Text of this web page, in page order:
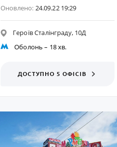
Оновлено: 24.09.22 19:29
Героїв Сталінграду, 10Д
Оболонь – 18 хв.
ДОСТУПНО 5 ОФІСІВ